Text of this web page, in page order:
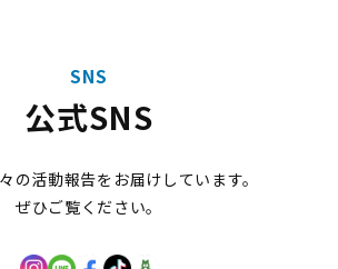
SNS
公式SNS
の活動報告をお届けしています。
ぜひご覧ください。